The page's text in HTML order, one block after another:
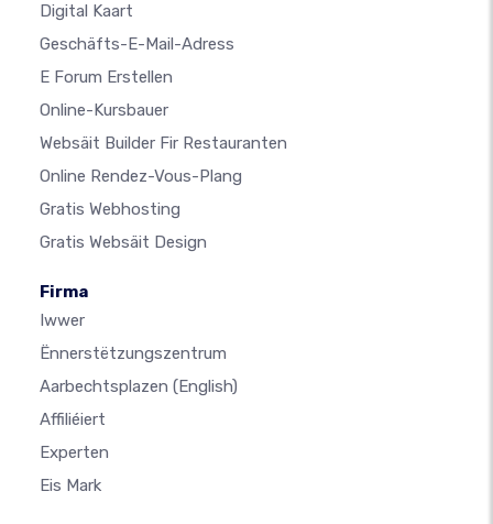
Digital Kaart
Geschäfts-E-Mail-Adress
E Forum Erstellen
Online-Kursbauer
Websäit Builder Fir Restauranten
Online Rendez-Vous-Plang
Gratis Webhosting
Gratis Websäit Design
Firma
Iwwer
Ënnerstëtzungszentrum
Aarbechtsplazen (English)
Affiliéiert
Experten
Eis Mark